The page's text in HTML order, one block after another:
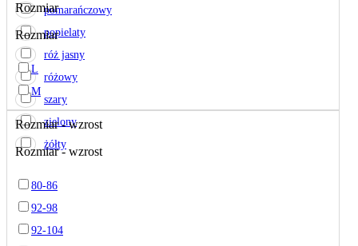
pomarańczowy
popielaty
róż jasny
różowy
szary
zielony
żółty
Rozmiar
Rozmiar
L
M
Rozmiar - wzrost
Rozmiar - wzrost
80-86
92-98
92-104